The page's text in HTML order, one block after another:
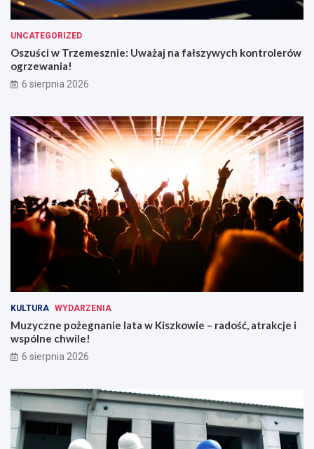
UNCATEGORIZED
Oszuści w Trzemesznie: Uważaj na fałszywych kontrolerów
ogrzewania!
6 sierpnia 2026
KULTURA WYDARZENIA
Muzyczne pożegnanie lata w Kiszkowie – radość, atrakcje i
wspólne chwile!
6 sierpnia 2026